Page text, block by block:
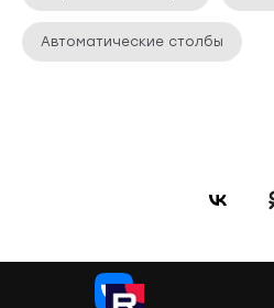
Автоматические столбы